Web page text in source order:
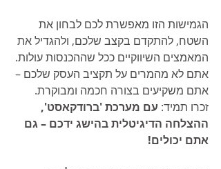
הגמישות הזו מאפשרת לכם לבחון את
השטח, להתקדם בקצב שלכם, ולהגדיל את
המאמצים השיווקיים ככל שההכנסות עולות.
אתם לא מהמרים על תקציב העסק שלכם –
אתם משקיעים בצורה חכמה ומבוקרת.
זכרו תמיד: עם מערכת 'ברודקאסט',
ההצלחה הדיגיטלית בהישג ידכם – גם
אתם יכולים!